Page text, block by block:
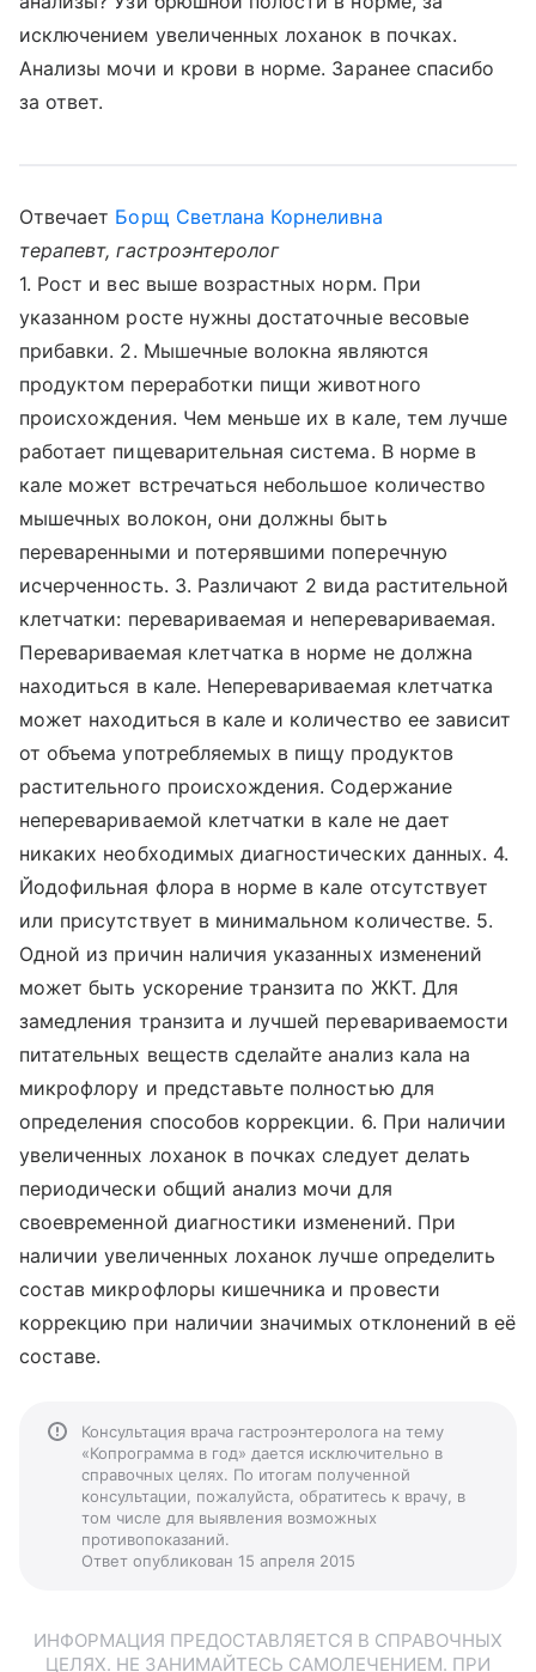
исключением увеличенных лоханок в почках.
Анализы мочи и крови в норме. Заранее спасибо
за ответ.
Отвечает Борщ Светлана Корнеливна
терапевт, гастроэнтеролог
1. Рост и вес выше возрастных норм. При
указанном росте нужны достаточные весовые
прибавки. 2. Мышечные волокна являются
продуктом переработки пищи животного
происхождения. Чем меньше их в кале, тем лучше
работает пищеварительная система. В норме в
кале может встречаться небольшое количество
мышечных волокон, они должны быть
переваренными и потерявшими поперечную
исчерченность. 3. Различают 2 вида растительной
клетчатки: перевариваемая и неперевариваемая.
Перевариваемая клетчатка в норме не должна
находиться в кале. Неперевариваемая клетчатка
может находиться в кале и количество ее зависит
от объема употребляемых в пищу продуктов
растительного происхождения. Содержание
неперевариваемой клетчатки в кале не дает
никаких необходимых диагностических данных. 4.
Йодофильная флора в норме в кале отсутствует
или присутствует в минимальном количестве. 5.
Одной из причин наличия указанных изменений
может быть ускорение транзита по ЖКТ. Для
замедления транзита и лучшей перевариваемости
питательных веществ сделайте анализ кала на
микрофлору и представьте полностью для
определения способов коррекции. 6. При наличии
увеличенных лоханок в почках следует делать
периодически общий анализ мочи для
своевременной диагностики изменений. При
наличии увеличенных лоханок лучше определить
состав микрофлоры кишечника и провести
коррекцию при наличии значимых отклонений в её
составе.
Консультация врача гастроэнтеролога на тему
«Копрограмма в год» дается исключительно в
справочных целях. По итогам полученной
консультации, пожалуйста, обратитесь к врачу, в
том числе для выявления возможных
противопоказаний.
Ответ опубликован 15 апреля 2015
ИНФОРМАЦИЯ ПРЕДОСТАВЛЯЕТСЯ В СПРАВОЧНЫХ
ЦЕЛЯХ. НЕ ЗАНИМАЙТЕСЬ САМОЛЕЧЕНИЕМ. ПРИ